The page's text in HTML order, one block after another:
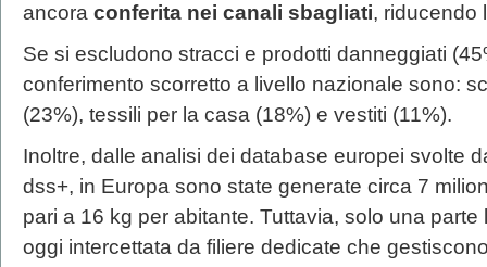
ancora conferita nei canali sbagliati, riducendo
Se si escludono stracci e prodotti danneggiati
conferimento scorretto a livello nazionale sono:
(23%), tessili per la casa (18%) e vestiti (11%).
Inoltre, dalle analisi dei database europei svolte
dss+, in Europa sono state generate circa 7
pari a 16 kg per abitante. Tuttavia, solo una parte
oggi intercettata da filiere dedicate che